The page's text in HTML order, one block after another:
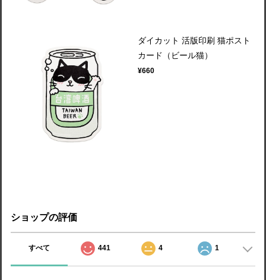
ダイカット 活版印刷 猫ポスト
カード（ビール猫）
¥660
ショップの評価
すべて 441 4 1